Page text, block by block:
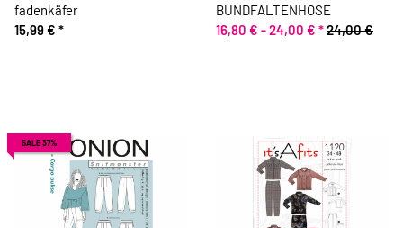
fadenkäfer
15,99 € *
BUNDFALTENHOSE
16,80 € -24,00 € *24,00 €
SALE 37%